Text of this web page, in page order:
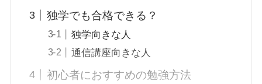
独学でも合格できる？
独学向きな人
通信講座向きな人
初心者におすすめの勉強方法